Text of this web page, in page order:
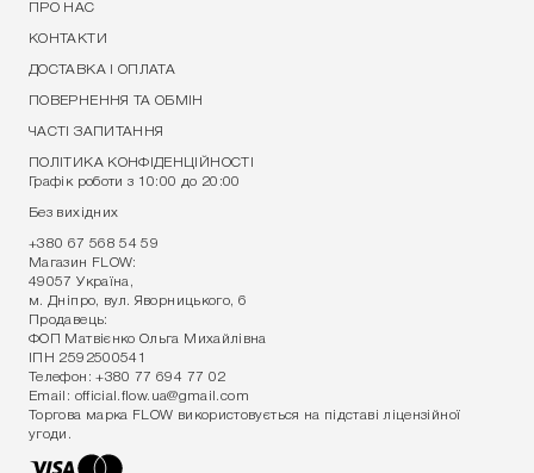
ПРО НАС
КОНТАКТИ
ДОСТАВКА І ОПЛАТА
ПОВЕРНЕННЯ ТА ОБМІН
ЧАСТІ ЗАПИТАННЯ
ПОЛІТИКА КОНФІДЕНЦІЙНОСТІ
Графік роботи з 10:00 до 20:00
Без вихідних
+380 67 568 54 59
Магазин FLOW:
49057 Україна,
м. Дніпро, вул. Яворницького, 6
Продавець:
ФОП Матвієнко Ольга Михайлівна
ІПН 2592500541
Телефон:+380 77 694 77 02
Email: official.flow.ua@gmail.com
Торгова марка FLOW використовується на підставі ліцензійної
угоди.